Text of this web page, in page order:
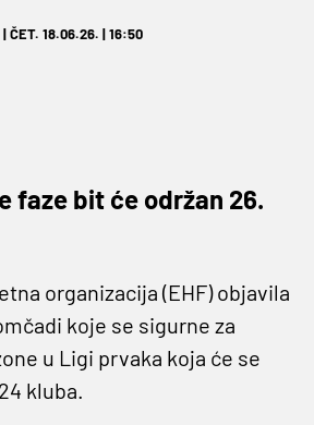
ČET. 18.06.26. | 16:50
faze bit će održan 26.
organizacija (EHF) objavila
koje se sigurne za
u Ligi prvaka koja će se
kluba.